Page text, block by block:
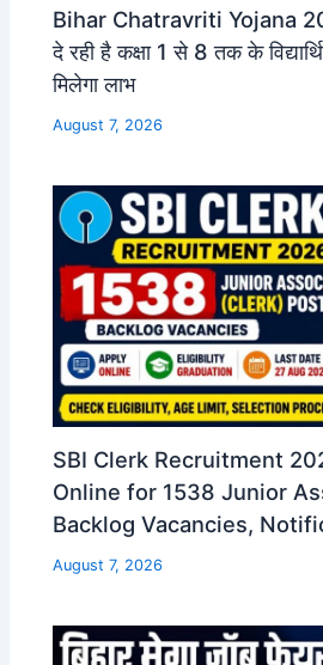
Bihar Chatravriti Yojana
दे रही है कक्षा 1 से 8 तक के
मिलेगा लाभ
August 7, 2026
SBI Clerk Recruitment
Online for 1538 Junior
Backlog Vacancies,
August 7, 2026